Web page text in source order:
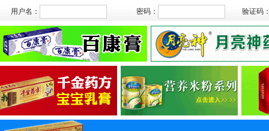
用户名： 密码： 验证码